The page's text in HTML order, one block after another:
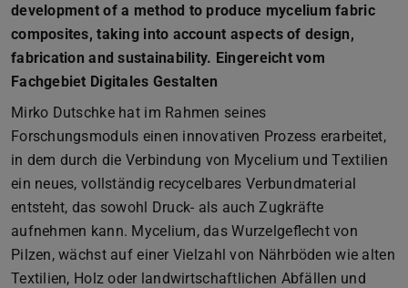
development of a method to produce mycelium fabric
composites, taking into account aspects of design,
fabrication and sustainability. Eingereicht vom
Fachgebiet Digitales Gestalten
Mirko Dutschke hat im Rahmen seines
Forschungsmoduls einen innovativen Prozess erarbeitet,
in dem durch die Verbindung von Mycelium und Textilien
ein neues, vollständig recycelbares Verbundmaterial
entsteht, das sowohl Druck- als auch Zugkräfte
aufnehmen kann. Mycelium, das Wurzelgeflecht von
Pilzen, wächst auf einer Vielzahl von Nährböden wie alten
Textilien, Holz oder landwirtschaftlichen Abfällen und